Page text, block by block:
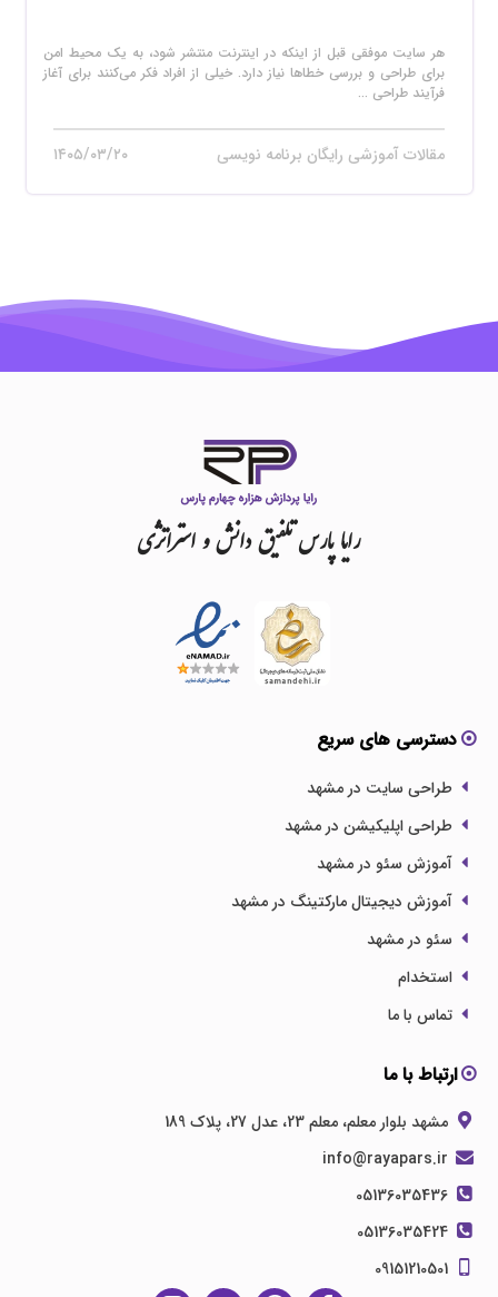
هر سایت موفقی قبل از اینکه در اینترنت منتشر شود، به یک محیط امن
برای طراحی و بررسی خطاها نیاز دارد. خیلی از افراد فکر می‌کنند برای آغاز
فرآیند طراحی ...
مقالات آموزشی رایگان برنامه نویسی ۱۴۰۵/۰۳/۲۰
رایاپارستلفیقدانشواستراتژی
دسترسی های سریع
طراحی سایت در مشهد
طراحی اپلیکیشن در مشهد
آموزش سئو در مشهد
آموزش دیجیتال مارکتینگ در مشهد
سئو در مشهد
استخدام
تماس با ما
ارتباط با ما
مشهد بلوار معلم، معلم 23، عدل 27، پلاک 189
05136035436
05136035424
09151210501